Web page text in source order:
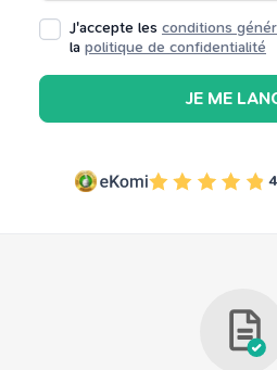
J'accepte les conditions
la politique de confidentialité
JE ME